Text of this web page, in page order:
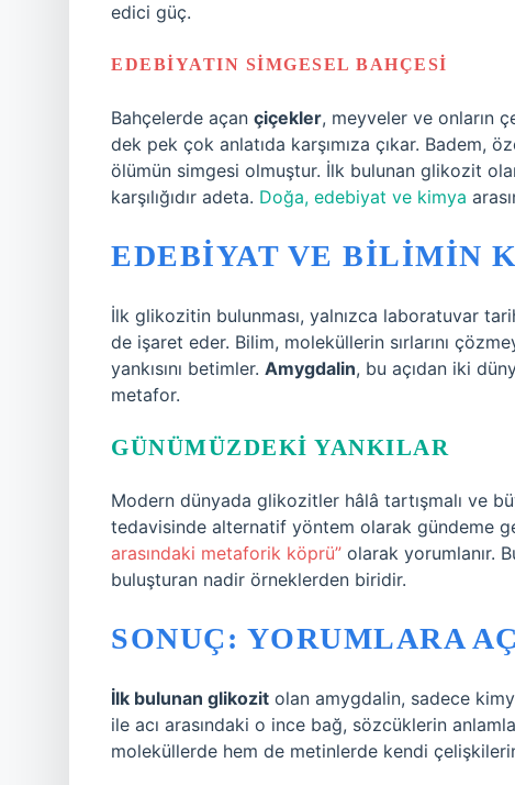
edici güç.
EDEBIYATIN SIMGESEL BAHÇESI
Bahçelerde açan çiçekler, meyveler ve onların
dek pek çok anlatıda karşımıza çıkar. Badem,
ölümün simgesi olmuştur. İlk bulunan glikozit
karşılığıdır adeta. Doğa, edebiyat ve kimya
EDEBIYAT VE BILIMIN
İlk glikozitin bulunması, yalnızca laboratuvar
de işaret eder. Bilim, moleküllerin sırlarını
yankısını betimler. Amygdalin, bu açıdan iki
metafor.
GÜNÜMÜZDEKI YANKILAR
Modern dünyada glikozitler hâlâ tartışmalı ve
tedavisinde alternatif yöntem olarak gündeme
arasındaki metaforik köprü” olarak yorumlanır.
buluşturan nadir örneklerden biridir.
SONUÇ: YORUMLARA
İlk bulunan glikozit olan amygdalin, sadece
ile acı arasındaki o ince bağ, sözcüklerin
moleküllerde hem de metinlerde kendi